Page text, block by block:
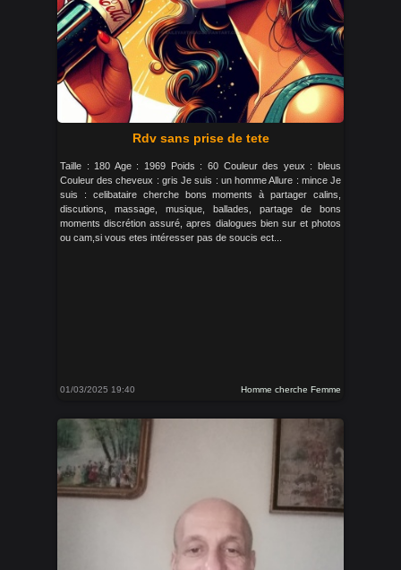
Rdv sans prise de tete
Taille : 180 Age : 1969 Poids : 60 Couleur des yeux : bleus
Couleur des cheveux : gris Je suis : un homme Allure : mince Je
suis : celibataire cherche bons moments à partager calins,
discutions, massage, musique, ballades, partage de bons
moments discrétion assuré, apres dialogues bien sur et photos
ou cam,si vous etes intéresser pas de soucis ect...
01/03/2025 19:40 Homme cherche Femme